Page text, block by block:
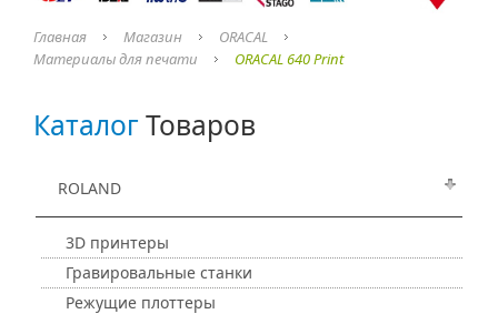
Главная Магазин
ORACAL
Материалы для печати
ORACAL 640 Print
КаталогТоваров
ROLAND
3D принтеры
Гравировальные станки
Режущие плоттеры